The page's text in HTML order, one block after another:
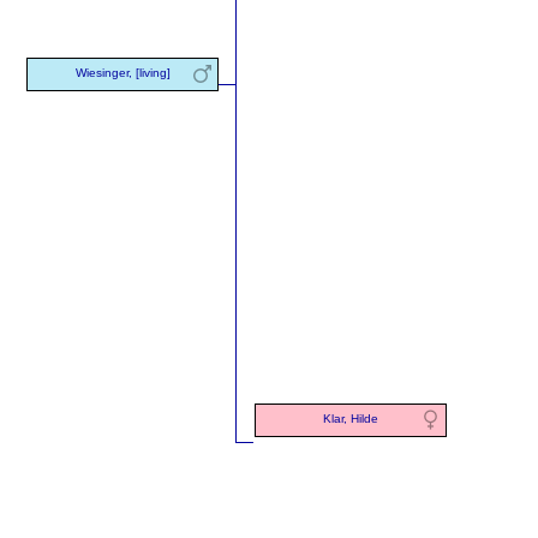
Wiesinger, [living]
Klar, Hilde